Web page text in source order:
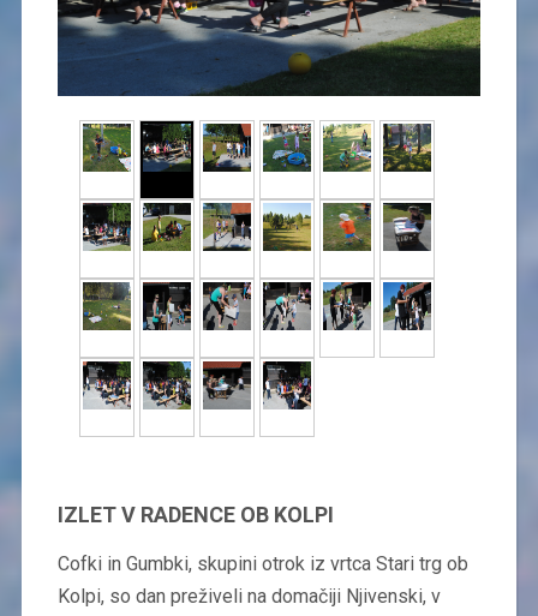
IZLET V RADENCE OB KOLPI
Cofki in Gumbki, skupini otrok iz vrtca Stari trg ob
Kolpi, so dan preživeli na domačiji Njivenski, v